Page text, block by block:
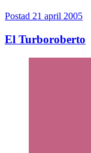
Postad 21 april 2005
El Turboroberto